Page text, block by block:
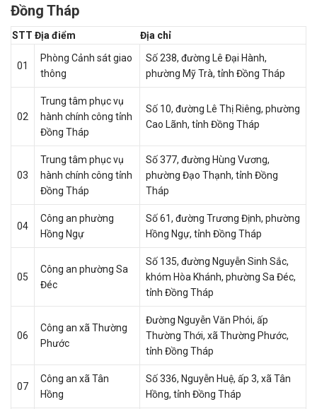
Đồng Tháp
STT Địa điểm Địa chỉ
01
Phòng Cảnh sát giao
thông
Số 238, đường Lê Đại Hành,
phường Mỹ Trà, tỉnh Đồng Tháp
02
Trung tâm phục vụ
hành chính công tỉnh
Đồng Tháp
Số 10, đường Lê Thị Riêng, phường
Cao Lãnh, tỉnh Đồng Tháp
03
Trung tâm phục vụ
hành chính công tỉnh
Đồng Tháp
Số 377, đường Hùng Vương,
phường Đạo Thạnh, tỉnh Đồng
Tháp
04
Công an phường
Hồng Ngự
Số 61, đường Trương Định, phường
Hồng Ngự, tỉnh Đồng Tháp
05
Công an phường Sa
Đéc
Số 135, đường Nguyễn Sinh Sắc,
khóm Hòa Khánh, phường Sa Đéc,
tỉnh Đồng Tháp
06
Công an xã Thường
Phước
Đường Nguyễn Văn Phói, ấp
Thường Thới, xã Thường Phước,
tỉnh Đồng Tháp
07
Công an xã Tân
Hồng
Số 336, Nguyễn Huệ, ấp 3, xã Tân
Hồng, tỉnh Đồng Tháp